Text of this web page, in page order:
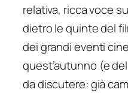
relativa, ricca voce
dietro le quinte del
dei grandi eventi
quest’autunno (e
da discutere: già